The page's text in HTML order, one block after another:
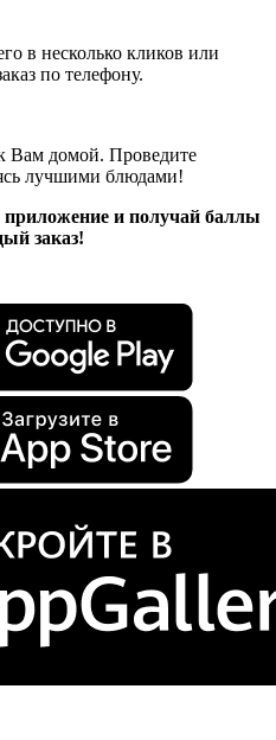
в несколько кликов или
по телефону.
Вам домой. Проведите
лучшими блюдами!
приложение и получай баллы
заказ!